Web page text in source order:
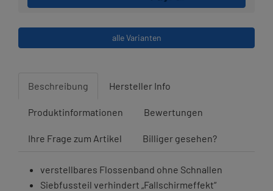
alle Varianten
Beschreibung Hersteller Info
Produktinformationen Bewertungen
Ihre Frage zum Artikel Billiger gesehen?
verstellbares Flossenband ohne Schnallen
Siebfussteil verhindert „Fallschirmeffekt“